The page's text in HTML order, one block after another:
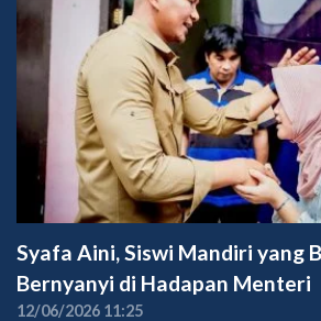
Syafa Aini, Siswi Mandiri yang
Bernyanyi di Hadapan Menteri
12/06/2026 11:25